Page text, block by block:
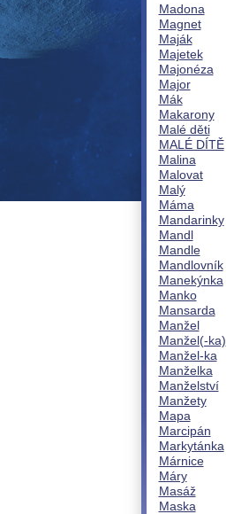
Madona
Magnet
Maják
Majetek
Majonéza
Major
Mák
Makarony
Malé děti
MALÉ DÍTĚ
Malina
Malovat
Malý
Máma
Mandarinky
Mandl
Mandle
Mandlovník
Manekýnka
Manko
Mansarda
Manžel
Manžel(-ka)
Manžel-ka
Manželka
Manželství
Manžety
Mapa
Marcipán
Markytánka
Márnice
Máry
Masáž
Maska